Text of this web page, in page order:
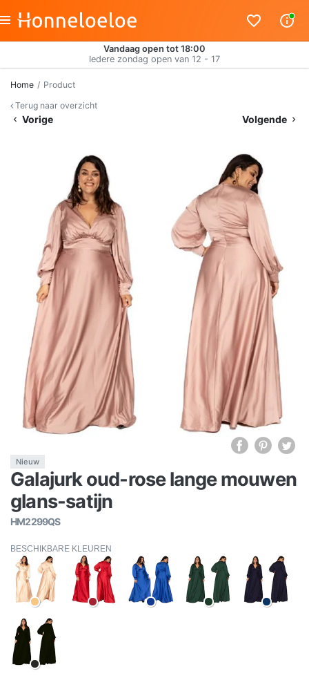
Vandaag open tot 18:00
Iedere zondag open van 12 - 17
Home
Product
Terug naar overzicht
Vorige Volgende
Nieuw
Galajurk oud-rose lange mouwen
glans-satijn
HM2299QS
BESCHIKBARE KLEUREN